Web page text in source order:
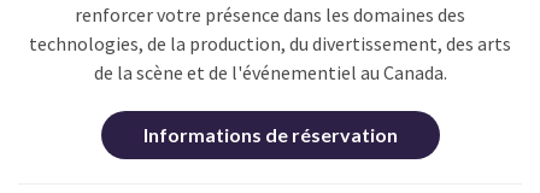
renforcer votre présence dans les domaines des
technologies, de la production, du divertissement, des arts
de la scène et de l'événementiel au Canada.
Informations de réservation